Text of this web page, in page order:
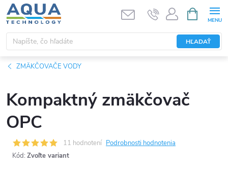
Prejsť
na
obsah
HĽADAŤ
KOŠÍK
ZMÄKČOVAČE VODY
Kompaktný zmäkčovač
OPC
11 hodnotení Podrobnosti hodnotenia
Kód: Zvoľte variant